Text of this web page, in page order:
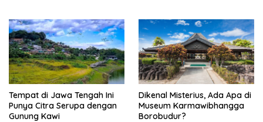
Tempat di Jawa Tengah Ini
Punya Citra Serupa dengan
Gunung Kawi
Dikenal Misterius, Ada Apa di
Museum Karmawibhangga
Borobudur?